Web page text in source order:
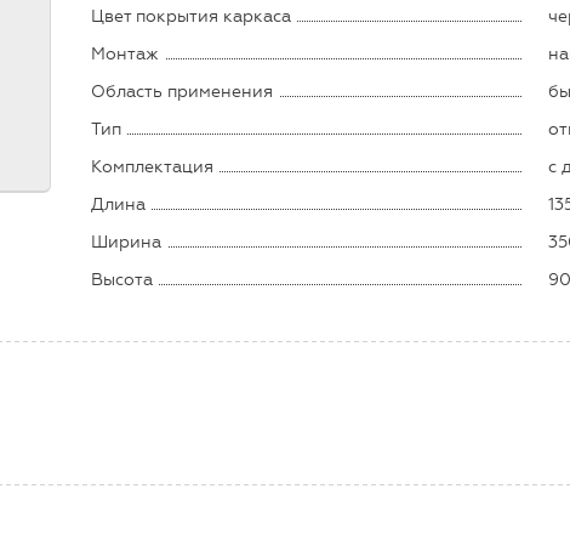
Цвет покрытия каркаса
Монтаж
Область применения
Тип
Комплектация
с
Длина
Ширина
Высота